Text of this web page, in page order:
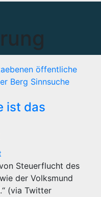
öffentliche
Berg Sinnsuche
ist das
Steuerflucht des
der Volksmund
(via Twitter